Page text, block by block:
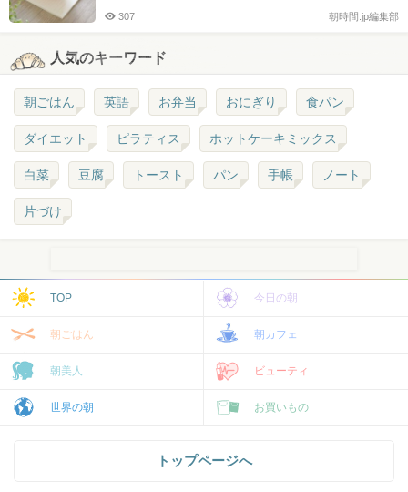
朝時間.jp編集部
307
人気のキーワード
朝ごはん 英語 お弁当 おにぎり 食パン
ダイエット ピラティス ホットケーキミックス
白菜 豆腐 トースト パン 手帳 ノート
片づけ
TOP 今日の朝
朝ごはん 朝カフェ
朝美人 ビューティ
世界の朝 お買いもの
トップページへ